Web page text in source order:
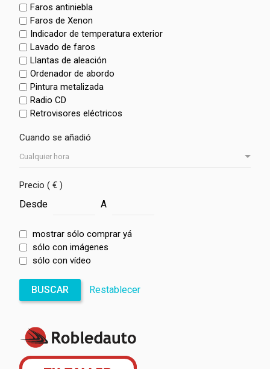
Faros antiniebla
Faros de Xenon
Indicador de temperatura exterior
Lavado de faros
Llantas de aleación
Ordenador de abordo
Pintura metalizada
Radio CD
Retrovisores eléctricos
Cuando se añadió
Precio ( € )
Desde A
mostrar sólo comprar yá
sólo con imágenes
sólo con vídeo
BUSCAR Restablecer